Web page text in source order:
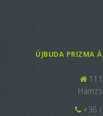
ÚJBUDA PRIZMA
+36